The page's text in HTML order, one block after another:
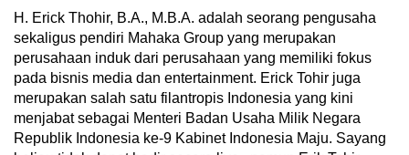
H. Erick Thohir, B.A., M.B.A. adalah seorang pengusaha
sekaligus pendiri Mahaka Group yang merupakan
perusahaan induk dari perusahaan yang memiliki fokus
pada bisnis media dan entertainment. Erick Tohir juga
merupakan salah satu filantropis Indonesia yang kini
menjabat sebagai Menteri Badan Usaha Milik Negara
Republik Indonesia ke-9 Kabinet Indonesia Maju. Sayang